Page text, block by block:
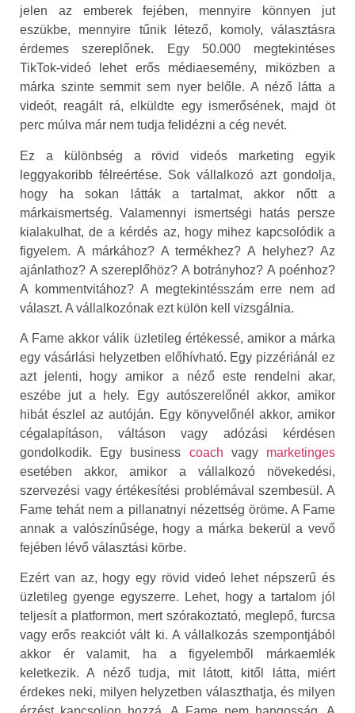
jelen az emberek fejében, mennyire könnyen jut
eszükbe, mennyire tűnik létező, komoly, választásra
érdemes szereplőnek. Egy 50.000 megtekintéses
TikTok-videó lehet erős médiaesemény, miközben a
márka szinte semmit sem nyer belőle. A néző látta a
videót, reagált rá, elküldte egy ismerősének, majd öt
perc múlva már nem tudja felidézni a cég nevét.
Ez a különbség a rövid videós marketing egyik
leggyakoribb félreértése. Sok vállalkozó azt gondolja,
hogy ha sokan látták a tartalmat, akkor nőtt a
márkaismertség. Valamennyi ismertségi hatás persze
kialakulhat, de a kérdés az, hogy mihez kapcsolódik a
figyelem. A márkához? A termékhez? A helyhez? Az
ajánlathoz? A szereplőhöz? A botrányhoz? A poénhoz?
A kommentvitához? A megtekintésszám erre nem ad
választ. A vállalkozónak ezt külön kell vizsgálnia.
A Fame akkor válik üzletileg értékessé, amikor a márka
egy vásárlási helyzetben előhívható. Egy pizzériánál ez
azt jelenti, hogy amikor a néző este rendelni akar,
eszébe jut a hely. Egy autószerelőnél akkor, amikor
hibát észlel az autóján. Egy könyvelőnél akkor, amikor
cégalapításon, váltáson vagy adózási kérdésen
gondolkodik. Egy business coach vagy marketinges
esetében akkor, amikor a vállalkozó növekedési,
szervezési vagy értékesítési problémával szembesül. A
Fame tehát nem a pillanatnyi nézettség öröme. A Fame
annak a valószínűsége, hogy a márka bekerül a vevő
fejében lévő választási körbe.
Ezért van az, hogy egy rövid videó lehet népszerű és
üzletileg gyenge egyszerre. Lehet, hogy a tartalom jól
teljesít a platformon, mert szórakoztató, meglepő, furcsa
vagy erős reakciót vált ki. A vállalkozás szempontjából
akkor ér valamit, ha a figyelemből márkaemlék
keletkezik. A néző tudja, mit látott, kitől látta, miért
érdekes neki, milyen helyzetben választhatja, és milyen